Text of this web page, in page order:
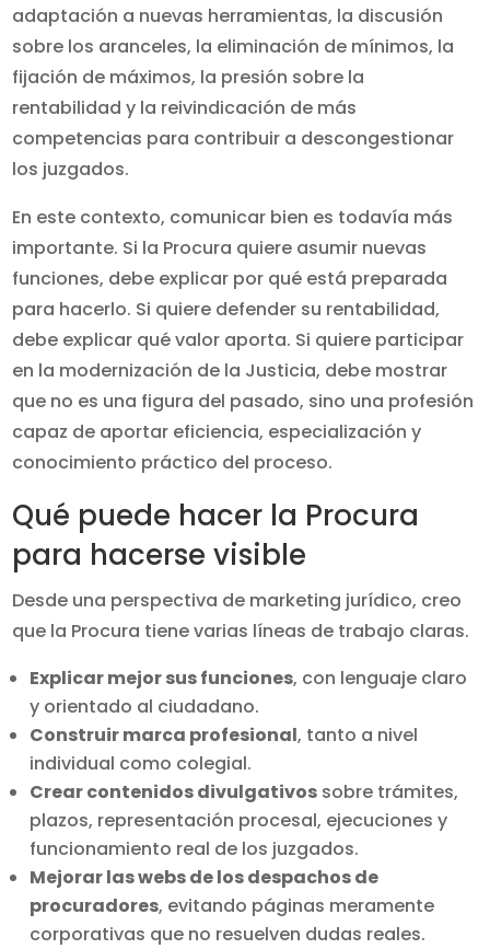
adaptación a nuevas herramientas, la discusión
sobre los aranceles, la eliminación de mínimos, la
fijación de máximos, la presión sobre la
rentabilidad y la reivindicación de más
competencias para contribuir a descongestionar
los juzgados.
En este contexto, comunicar bien es todavía más
importante. Si la Procura quiere asumir nuevas
funciones, debe explicar por qué está preparada
para hacerlo. Si quiere defender su rentabilidad,
debe explicar qué valor aporta. Si quiere participar
en la modernización de la Justicia, debe mostrar
que no es una figura del pasado, sino una profesión
capaz de aportar eficiencia, especialización y
conocimiento práctico del proceso.
Qué puede hacer la Procura
para hacerse visible
Desde una perspectiva de marketing jurídico, creo
que la Procura tiene varias líneas de trabajo claras.
Explicar mejor sus funciones, con lenguaje claro
y orientado al ciudadano.
Construir marca profesional, tanto a nivel
individual como colegial.
Crear contenidos divulgativos sobre trámites,
plazos, representación procesal, ejecuciones y
funcionamiento real de los juzgados.
Mejorar las webs de los despachos de
procuradores, evitando páginas meramente
corporativas que no resuelven dudas reales.